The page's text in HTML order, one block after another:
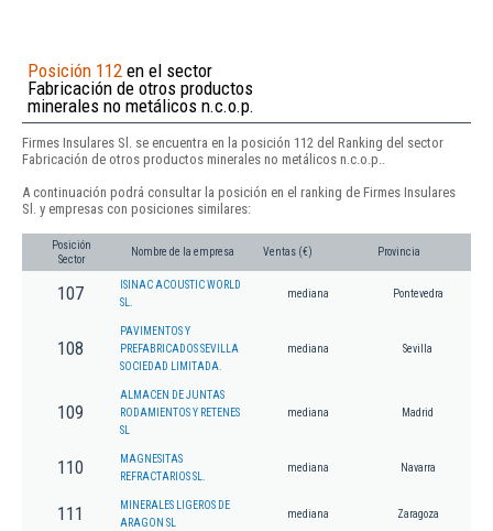
Posición 112 en el sector
Fabricación de otros productos
minerales no metálicos n.c.o.p.
Firmes Insulares Sl. se encuentra en la posición 112 del Ranking del sector
Fabricación de otros productos minerales no metálicos n.c.o.p..
A continuación podrá consultar la posición en el ranking de Firmes Insulares
Sl. y empresas con posiciones similares:
Posición
Sector
Nombre de la empresa Ventas (€) Provincia
107
ISINAC ACOUSTIC WORLD
SL.
mediana Pontevedra
108
PAVIMENTOS Y
PREFABRICADOS SEVILLA
SOCIEDAD LIMITADA.
mediana Sevilla
109
ALMACEN DE JUNTAS
RODAMIENTOS Y RETENES
SL
mediana Madrid
110
MAGNESITAS
REFRACTARIOS SL.
mediana Navarra
111
MINERALES LIGEROS DE
ARAGON SL
mediana Zaragoza